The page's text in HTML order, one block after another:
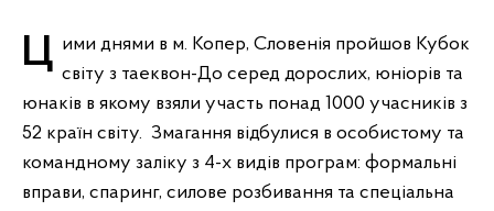
Цими днями в м. Копер, Словенія пройшов Кубок світу з таеквон-До серед дорослих, юніорів та
юнаків в якому взяли участь понад 1000 учасників з
52 країн світу. Змагання відбулися в особистому та
командному заліку з 4-х видів програм: формальні
вправи, спаринг, силове розбивання та спеціальна